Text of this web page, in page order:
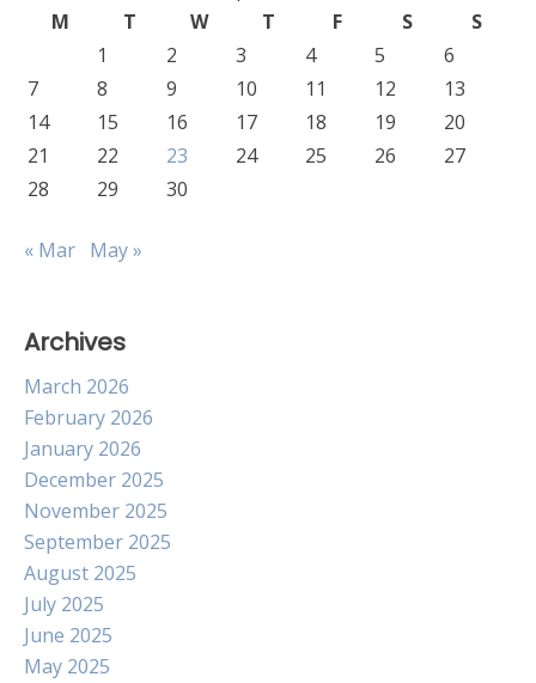
M
T W T F S
S
1
2 3 4 5
6
7
8 9 10 11 12
13
14
15 16 17 18 19
20
21
22 23 24 25 26
27
28
29 30
« Mar May »
Archives
March 2026
February 2026
January 2026
December 2025
November 2025
September 2025
August 2025
July 2025
June 2025
May 2025